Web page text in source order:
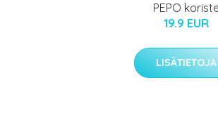
PEPO
19.9 EUR
LISÄTIETOJA